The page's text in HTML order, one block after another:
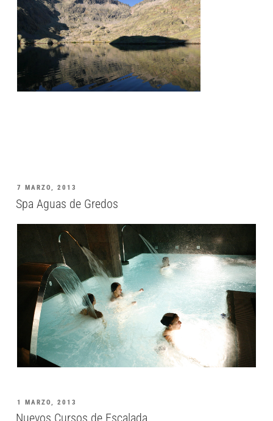
7 MARZO, 2013
Spa Aguas de Gredos
1 MARZO, 2013